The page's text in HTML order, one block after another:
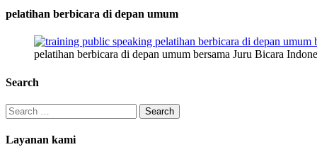
pelatihan berbicara di depan umum
pelatihan berbicara di depan umum bersama Juru Bicara
Search
Search
for:
Layanan kami